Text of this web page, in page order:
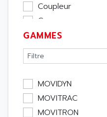
Coupleur
Cpu
Ecran
Entrée / Sortie
Memoire
Module Métier
Moteur
Pupitre Opérateur
GAMMES
MOVIDYN
MOVITRAC
MOVITRON